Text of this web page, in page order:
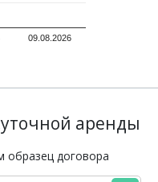
09.08.2026
аренды
договора